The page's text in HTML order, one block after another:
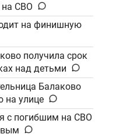
на СВО
на финишную
получила срок
над детьми
Балаково
на улице
с погибшим на СВО